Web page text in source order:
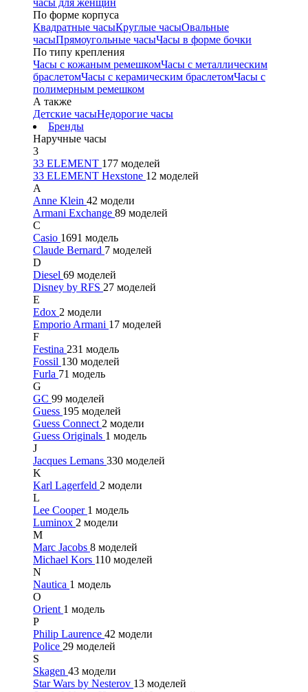
часы для женщин
По форме корпуса
Квадратные часыКруглые часыОвальные
часыПрямоугольные часыЧасы в форме бочки
По типу крепления
Часы с кожаным ремешкомЧасы с металлическим
браслетомЧасы с керамическим браслетомЧасы с
полимерным ремешком
А также
Детские часыНедорогие часы
Бренды
Наручные часы
3
33 ELEMENT 177 моделей
33 ELEMENT Hexstone 12 моделей
A
Anne Klein 42 модели
Armani Exchange 89 моделей
C
Casio 1691 модель
Claude Bernard 7 моделей
D
Diesel 69 моделей
Disney by RFS 27 моделей
E
Edox 2 модели
Emporio Armani 17 моделей
F
Festina 231 модель
Fossil 130 моделей
Furla 71 модель
G
GC 99 моделей
Guess 195 моделей
Guess Connect 2 модели
Guess Originals 1 модель
J
Jacques Lemans 330 моделей
K
Karl Lagerfeld 2 модели
L
Lee Cooper 1 модель
Luminox 2 модели
M
Marc Jacobs 8 моделей
Michael Kors 110 моделей
N
Nautica 1 модель
O
Orient 1 модель
P
Philip Laurence 42 модели
Police 29 моделей
S
Skagen 43 модели
Star Wars by Nesterov 13 моделей